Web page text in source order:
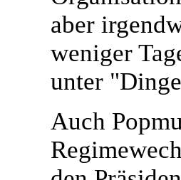
aber
weniger
unter
Auch